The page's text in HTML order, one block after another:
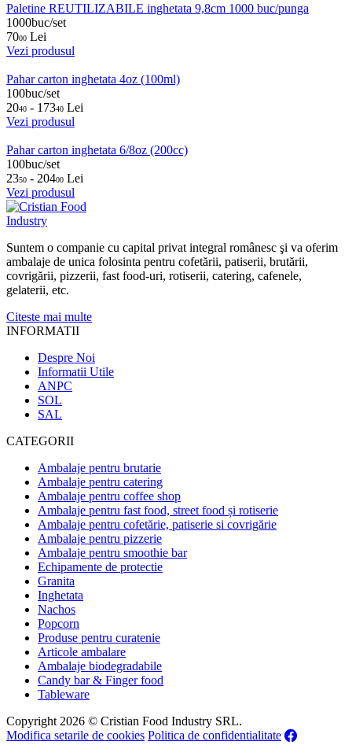
Paletine REUTILIZABILE inghetata 9,8cm 1000 buc/punga
1000buc/set
7000 Lei
Vezi produsul
Pahar carton inghetata 4oz (100ml)
100buc/set
2040 - 17340 Lei
Vezi produsul
Pahar carton inghetata 6/8oz (200cc)
100buc/set
2350 - 20400 Lei
Vezi produsul
Suntem o companie cu capital privat integral românesc şi va oferim
ambalaje de unica folosinta pentru cofetării, patiserii, brutării,
covrigării, pizzerii, fast food-uri, rotiserii, catering, cafenele,
gelaterii, etc.
Citeste mai multe
INFORMATII
Despre Noi
Informatii Utile
ANPC
SOL
SAL
CATEGORII
Ambalaje pentru brutarie
Ambalaje pentru catering
Ambalaje pentru coffee shop
Ambalaje pentru fast food, street food și rotiserie
Ambalaje pentru cofetărie, patiserie si covrigărie
Ambalaje pentru pizzerie
Ambalaje pentru smoothie bar
Echipamente de protectie
Granita
Inghetata
Nachos
Popcorn
Produse pentru curatenie
Articole ambalare
Ambalaje biodegradabile
Candy bar & Finger food
Tableware
Copyright 2026 © Cristian Food Industry SRL.
Modifica setarile de cookies Politica de confidentialitate